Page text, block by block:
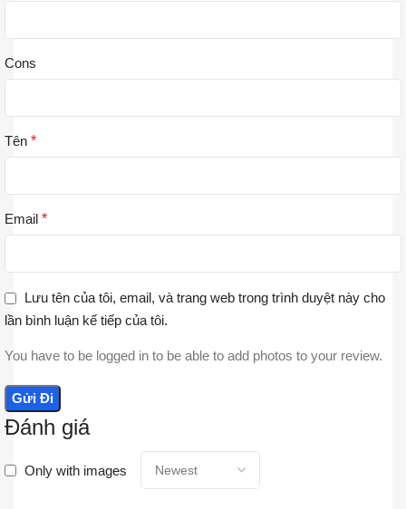
Đánh giá
Only with images
Cons
Tên *
Email *
Lưu tên của tôi, email, và trang web trong trình duyệt này cho
lần bình luận kế tiếp của tôi.
You have to be logged in to be able to add photos to your review.